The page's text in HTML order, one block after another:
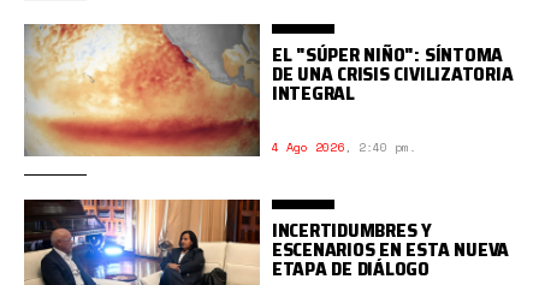
EL "SÚPER NIÑO": SÍNTOMA
DE UNA CRISIS CIVILIZATORIA
INTEGRAL
4 Ago 2026, 2:40 pm.
INCERTIDUMBRES Y
ESCENARIOS EN ESTA NUEVA
ETAPA DE DIÁLOGO